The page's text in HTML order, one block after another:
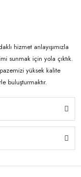
hizmet anlayışımızla
sunmak için yola çıktık.
yüksek kalite
buluşturmaktır.